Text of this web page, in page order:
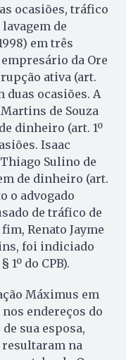
ocasiões, tráfico
lavagem de
em três
da Ore
ativa (art.
duas ocasiões. A
de Souza
dinheiro (art. 1º
Isaac
Sulino de
de dinheiro (art.
o advogado
de tráfico de
Renato Jayme
foi indiciado
1º do CPB).
Máximus em
endereços do
sua esposa,
resultaram na